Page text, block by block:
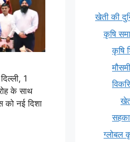
1
के साथ
को नई दिशा
खेती की
कृषि
कृषि
ग्लोबल